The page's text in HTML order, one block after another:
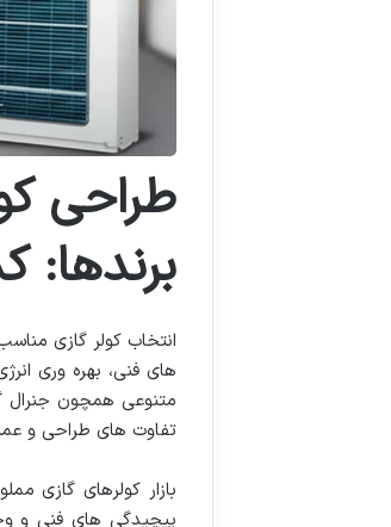
طراحی
برندها:
انتخاب کولر گازی
های فنی، بهره وری
متنوعی همچون جنرال
تفاوت های طراحی و
بازار کولرهای گازی
پیچیدگی های فنی و